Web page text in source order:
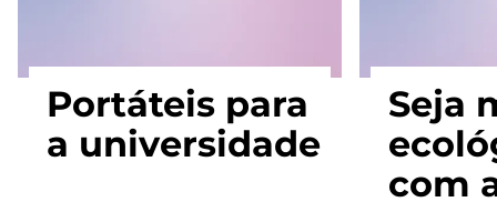
Portáteis para
a universidade
Seja
com